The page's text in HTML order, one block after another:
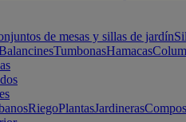
de mesas y sillas de jardín
TumbonasHamacas
RiegoPlantasJardineras